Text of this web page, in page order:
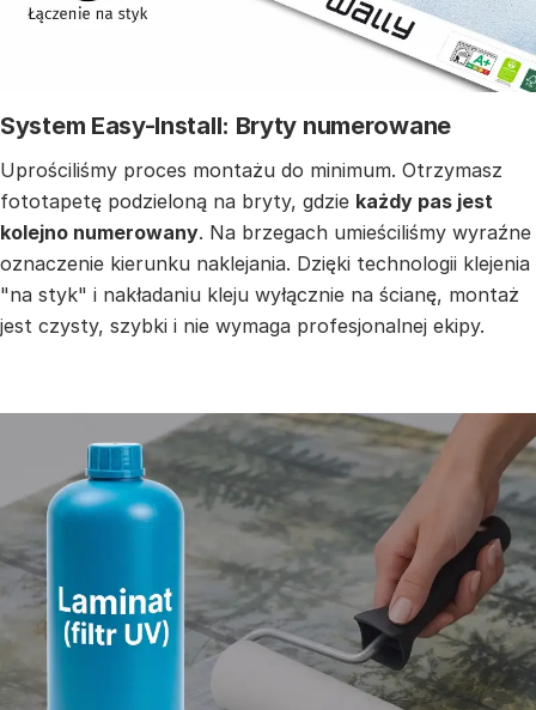
System Easy-Install: Bryty numerowane
Uprościliśmy proces montażu do minimum. Otrzymasz
fototapetę podzieloną na bryty, gdzie każdy pas jest
kolejno numerowany. Na brzegach umieściliśmy wyraźne
oznaczenie kierunku naklejania. Dzięki technologii klejenia
"na styk" i nakładaniu kleju wyłącznie na ścianę, montaż
jest czysty, szybki i nie wymaga profesjonalnej ekipy.